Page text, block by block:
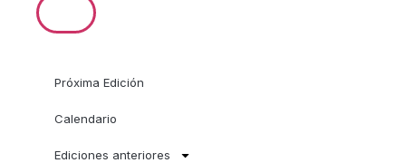
Próxima Edición
Calendario
Ediciones anteriores